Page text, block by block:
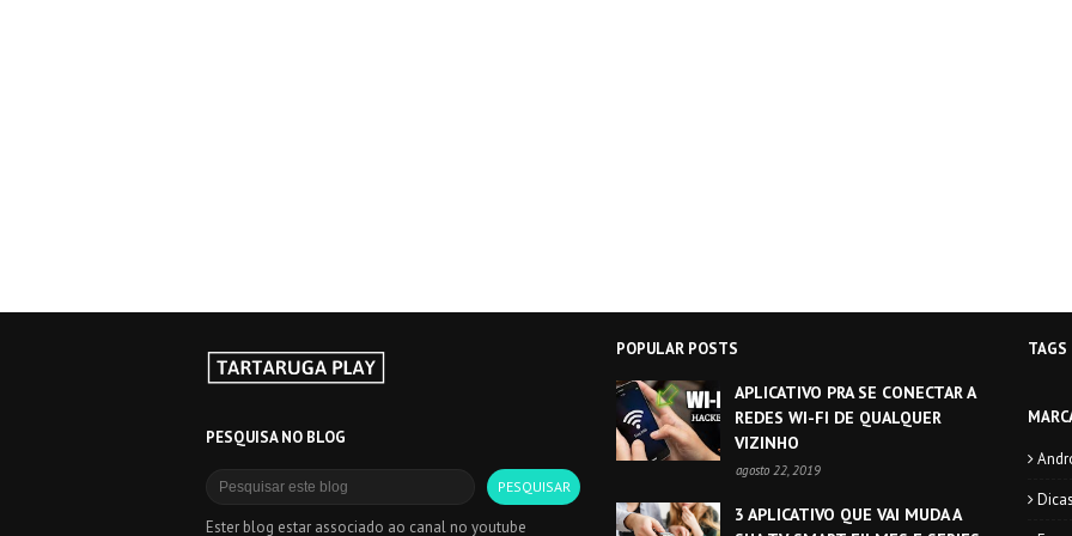
PESQUISA NO BLOG
Ester blog estar associado ao canal no youtube
POPULAR POSTS
APLICATIVO PRA SE CONECTAR A
REDES WI-FI DE QUALQUER
VIZINHO
agosto 22, 2019
3 APLICATIVO QUE VAI MUDA A
TAGS